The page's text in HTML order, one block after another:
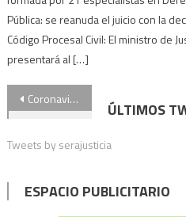
Pública: se reanuda el juicio con la
Código Procesal Civil: El ministro de
presentará al […]
Navegación
de
entradas
Coronavirus en Corrientes: el secretario de Deportes se contagió jugando al póker
ÚLTIMOS
Tweets by serajusticia
ESPACIO PUBLICITARIO